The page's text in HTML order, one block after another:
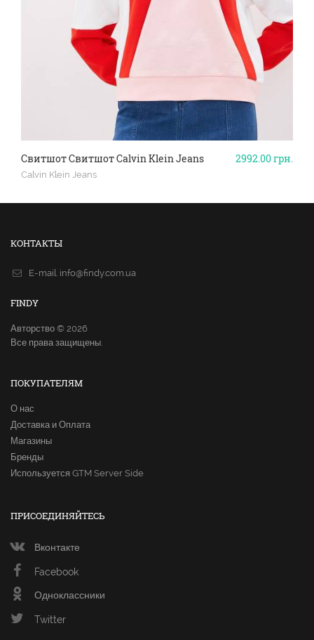
2992.00грн.
Свитшот Свитшот Calvin Klein Jeans
Calvin Klein Jeans
КОНТАКТЫ
E-mail. info@findy.com.ua
FINDY
Авторство © 2026
Все права защищены.
ПОКУПАТЕЛЯМ
О нас
Доставка и Оплата
Магазины
Бренды
Используется GTM Server Side
ПРИСОЕДИНЯЙТЕСЬ
Вконтакте
Facebook
Одноклассники
Twitter